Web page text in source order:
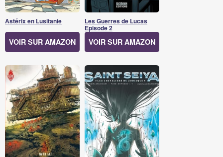
Astérix en Lusitanie
VOIR SUR AMAZON
Les Guerres de Lucas
Episode 2
VOIR SUR AMAZON